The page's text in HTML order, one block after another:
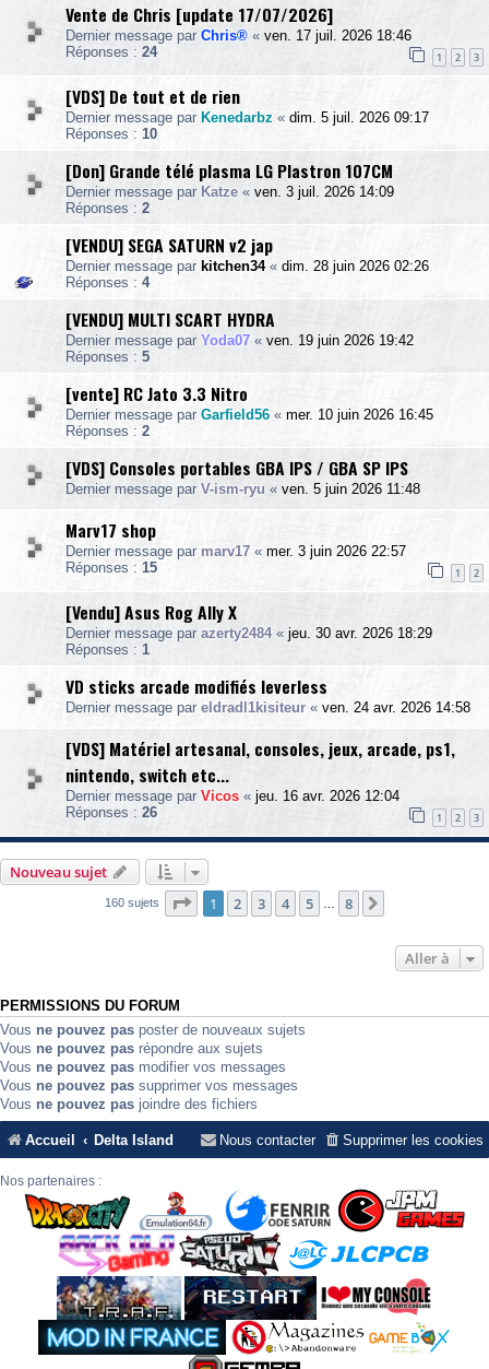
Vente de Chris [update 17/07/2026]
Dernier message par Chris® « ven. 17 juil. 2026 18:46
Réponses : 24 1 2 3
[VDS] De tout et de rien
Dernier message par Kenedarbz « dim. 5 juil. 2026 09:17
Réponses : 10
[Don] Grande télé plasma LG Plastron 107CM
Dernier message par Katze « ven. 3 juil. 2026 14:09
Réponses : 2
[VENDU] SEGA SATURN v2 jap
Dernier message par kitchen34« dim. 28 juin 2026 02:26
Réponses : 4
[VENDU] MULTI SCART HYDRA
Dernier message par Yoda07 « ven. 19 juin 2026 19:42
Réponses : 5
[vente] RC Jato 3.3 Nitro
Dernier message par Garfield56 « mer. 10 juin 2026 16:45
Réponses : 2
[VDS] Consoles portables GBA IPS / GBA SP IPS
Dernier message par V-ism-ryu « ven. 5 juin 2026 11:48
Marv17 shop
Dernier message par marv17 « mer. 3 juin 2026 22:57
Réponses : 15 1 2
[Vendu] Asus Rog Ally X
Dernier message par azerty2484 « jeu. 30 avr. 2026 18:29
Réponses : 1
VD sticks arcade modifiés leverless
Dernier message par eldradl1kisiteur « ven. 24 avr. 2026 14:58
[VDS] Matériel artesanal, consoles, jeux, arcade, ps1,
nintendo, switch etc...
Dernier message par Vicos « jeu. 16 avr. 2026 12:04
Réponses : 26 1 2 3
Nouveau sujet
160 sujets Page 1sur8
1 2 3 4 5 8
Aller à
PERMISSIONS DU FORUM
Vous ne pouvez pas poster de nouveaux sujets
Vous ne pouvez pas répondre aux sujets
Vous ne pouvez pas modifier vos messages
Vous ne pouvez pas supprimer vos messages
Vous ne pouvez pas joindre des fichiers
Accueil Delta Island Supprimer les cookies
Nous contacter
Nos partenaires :